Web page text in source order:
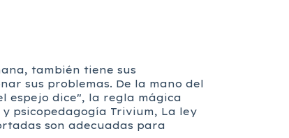
también tiene sus
sus problemas. De la mano del
espejo dice", la regla mágica
psicopedagogía Trivium, La ley
son adecuadas para